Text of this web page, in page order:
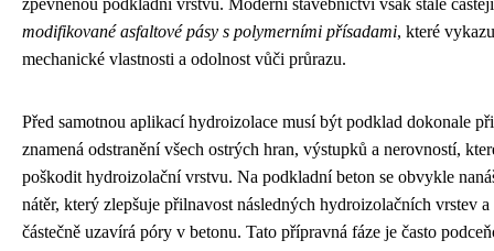
zpevněnou podkladní vrstvu. Moderní stavebnictví však stále
modifikované asfaltové pásy s polymerními přísadami, které
mechanické vlastnosti a odolnost vůči průrazu.
Před samotnou aplikací hydroizolace musí být podklad dokonale
znamená odstranění všech ostrých hran, výstupků a nerovností,
poškodit hydroizolační vrstvu. Na podkladní beton se obvykle
nátěr, který zlepšuje přilnavost následných hydroizolačních vrstev a
částečně uzavírá póry v betonu. Tato přípravná fáze je často